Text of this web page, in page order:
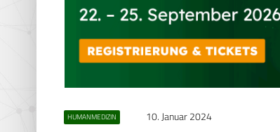
HUMANMEDIZIN 10. Januar 2024